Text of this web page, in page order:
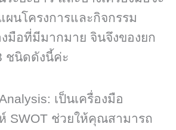
นโครงการและกิจกรรม
งมือที่มีมากมาย จินจึงของยก
ชนิดดังนี้ค่ะ
เป็นเครื่องมือ
SWOT ช่วยให้คุณสามารถ